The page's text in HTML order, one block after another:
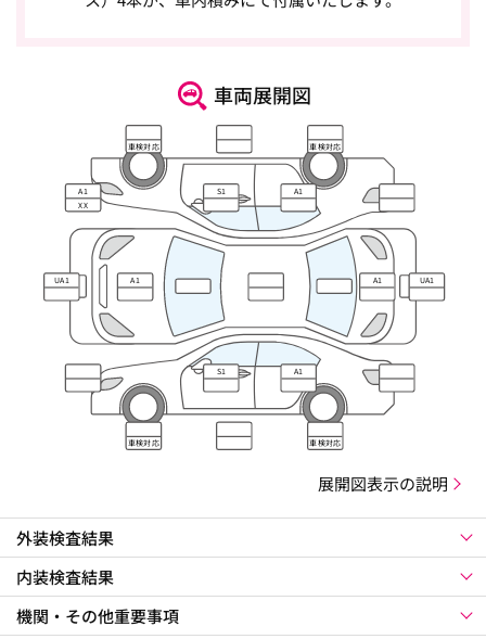
車両展開図
車検対応 車検対応
A1
XX
S1 A1
UA1 A1 A1 UA1
S1 A1
車検対応 車検対応
展開図表示の説明
外装検査結果
内装検査結果
機関・その他重要事項